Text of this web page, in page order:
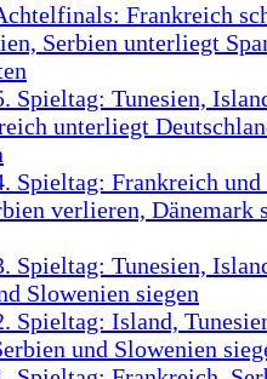
Frankreich
Serbien unterliegt
Spieltag: Tunesien,
unterliegt
Spieltag: Frankreich
verlieren, Dänemark
Spieltag: Tunesien,
Slowenien siegen
Spieltag: Island,
und Slowenien